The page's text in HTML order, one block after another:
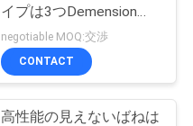
イプは3つDemensionに
蝶番を付けます
negotiable MOQ:交渉
CONTACT
高性能の見えないばねは